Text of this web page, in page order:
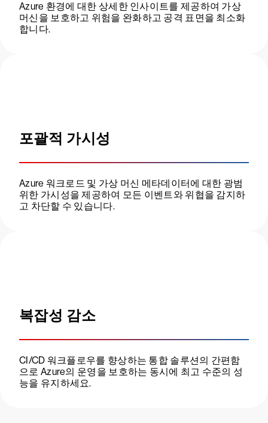
Azure 환경에 대한 상세한 인사이트를 제공하여 가상
머신을 보호하고 위험을 완화하고 공격 표면을 최소화
합니다.
포괄적 가시성
Azure 워크로드 및 가상 머신 메타데이터에 대한 광범
위한 가시성을 제공하여 모든 이벤트와 위협을 감지하
고 차단할 수 있습니다.
복잡성 감소
CI/CD 워크플로우를 향상하는 통합 솔루션의 간편함
으로 Azure의 운영을 보호하는 동시에 최고 수준의 성
능을 유지하세요.